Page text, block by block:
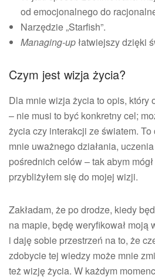
od emocjonalnego do
Narzędzie „Starfish”.
Managing-upłatwiejszy dzięki
Czym jest wizja życia?
Dla mnie wizja życia to opis, który
– nie musi to być konkretny cel;
życia czy interakcji ze światem.
mnie uważnego działania,
pośrednich celów – tak abym
przybliżyłem się do mojej wizji.
Zakładam, że po drodze, kiedy
na mapie, będę weryfikował moją
i daję sobie przestrzeń na to, że
zdobycie tej wiedzy może mnie
też wizję życia. W każdym